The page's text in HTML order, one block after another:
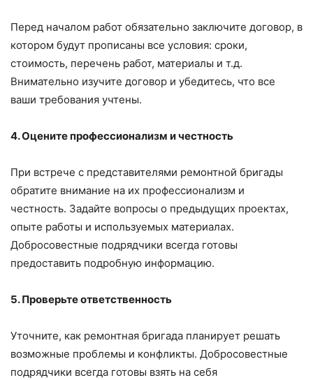
Перед началом работ обязательно заключите договор, в
котором будут прописаны все условия: сроки,
стоимость, перечень работ, материалы и т.д.
Внимательно изучите договор и убедитесь, что все
ваши требования учтены.
4. Оцените профессионализм и честность
При встрече с представителями ремонтной бригады
обратите внимание на их профессионализм и
честность. Задайте вопросы о предыдущих проектах,
опыте работы и используемых материалах.
Добросовестные подрядчики всегда готовы
предоставить подробную информацию.
5. Проверьте ответственность
Уточните, как ремонтная бригада планирует решать
возможные проблемы и конфликты. Добросовестные
подрядчики всегда готовы взять на себя